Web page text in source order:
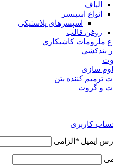
الیاف
انواع اسپیسر
اسپسرهای پلاستیکی
روغن قالب
ملزومات کاشیکاری
بندکشی
سازی
ترمیم کننده بتن
و گروت
حساب کاربری
ایمیل * الزامی